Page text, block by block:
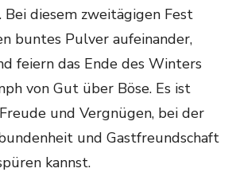
diesem zweitägigen Fest
buntes Pulver aufeinander,
feiern das Ende des Winters
von Gut über Böse. Es ist
und Vergnügen, bei der
und Gastfreundschaft
kannst.